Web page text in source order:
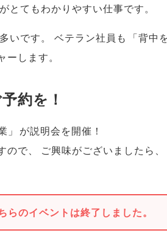
とてもわかりやすい仕事です。
いです。 ベテラン社員も 「背中
ーします。
約を！
」 が説明会を開催！
ので、 ご興味がございましたら 、
らのイベントは終了しました。